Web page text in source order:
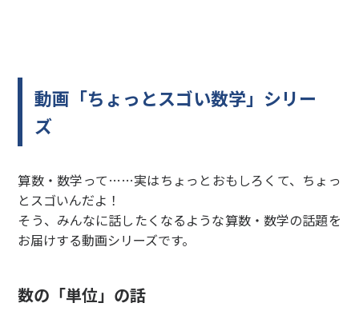
動画「ちょっとスゴい数学」シリー
ズ
算数・数学って……実はちょっとおもしろくて、ちょっ
とスゴいんだよ！
そう、みんなに話したくなるような算数・数学の話題を
お届けする動画シリーズです。
数の「単位」の話